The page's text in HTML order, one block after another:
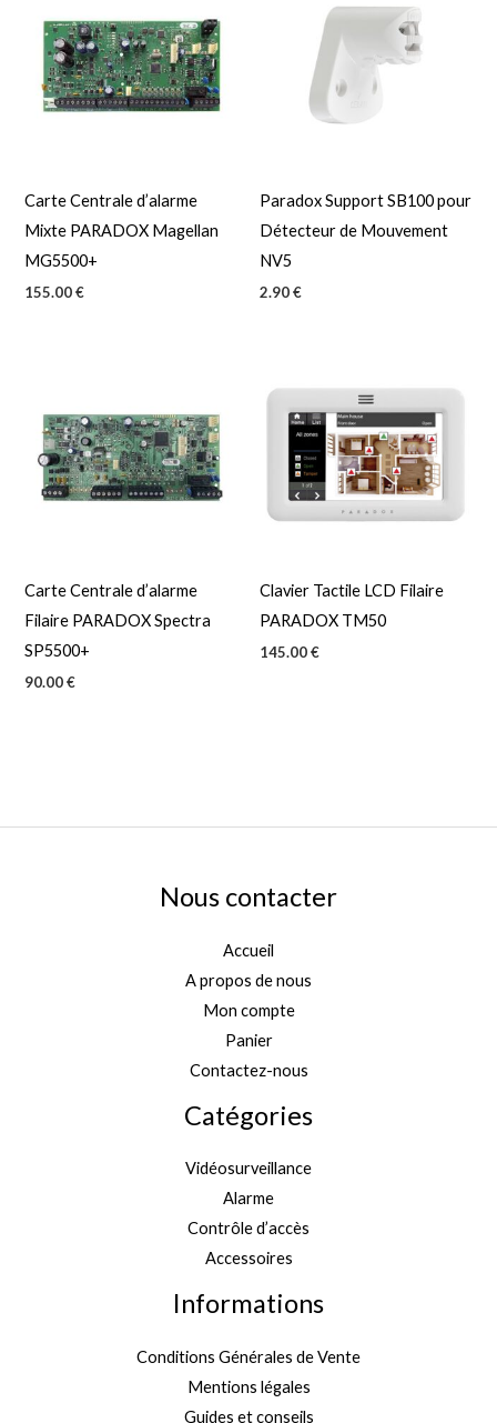
Carte Centrale d’alarme
Mixte PARADOX Magellan
MG5500+
155.00€
Paradox Support SB100 pour
Détecteur de Mouvement
NV5
2.90€
Carte Centrale d’alarme
Filaire PARADOX Spectra
SP5500+
90.00€
Clavier Tactile LCD Filaire
PARADOX TM50
145.00€
Nous contacter
Accueil
A propos de nous
Mon compte
Panier
Contactez-nous
Catégories
Vidéosurveillance
Alarme
Contrôle d’accès
Accessoires
Informations
Conditions Générales de Vente
Mentions légales
Guides et conseils